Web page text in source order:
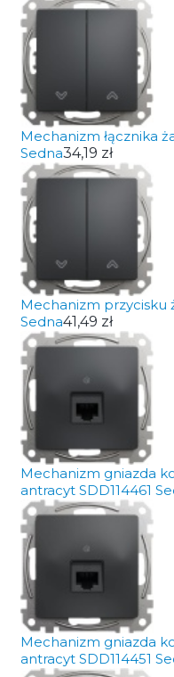
Mechanizm łącznika
Sedna34,19 zł
Mechanizm przycisku
Sedna41,49 zł
Mechanizm gniazda
antracyt SDD114461
Mechanizm gniazda
antracyt SDD114451